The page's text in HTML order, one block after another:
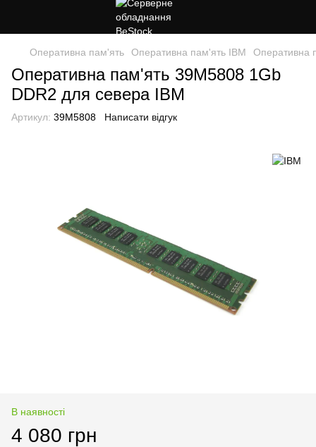
Оперативна пам'ять Оперативна пам'ять IBM Оперативна
Оперативна пам'ять 39M5808 1Gb
DDR2 для севера IBM
Артикул: 39M5808 Написати відгук
В наявності
4 080 грн